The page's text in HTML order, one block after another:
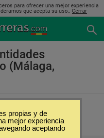
para ofrecer una mejor experiencia
que acepta su uso.. Cerrar
(Málaga,
Malagueña
propias y de
mejor experiencia
aceptando